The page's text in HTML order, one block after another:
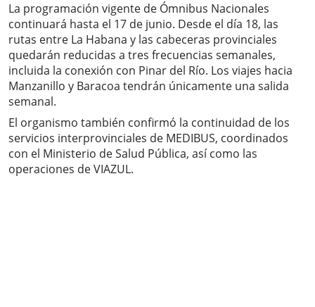
La programación vigente de Ómnibus Nacionales
continuará hasta el 17 de junio. Desde el día 18, las
rutas entre La Habana y las cabeceras provinciales
quedarán reducidas a tres frecuencias semanales,
incluida la conexión con Pinar del Río. Los viajes hacia
Manzanillo y Baracoa tendrán únicamente una salida
semanal.
El organismo también confirmó la continuidad de los
servicios interprovinciales de MEDIBUS, coordinados
con el Ministerio de Salud Pública, así como las
operaciones de VIAZUL.